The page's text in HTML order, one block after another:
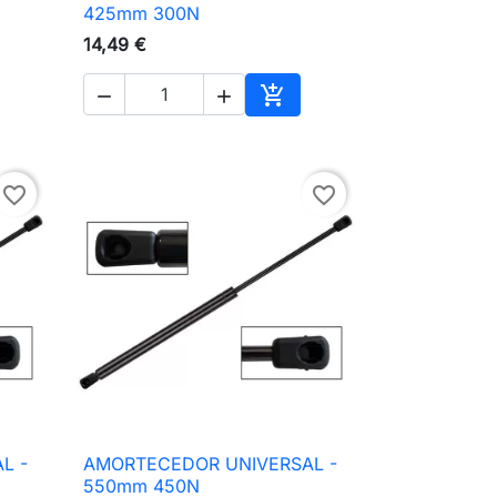
ao carrinho
425mm 300N
14,49 €
  
Adicionar ao carrinho
favorite_border
-
favorite_border
 Vista rápida
AMORTECEDOR UNIVERSAL -
550mm 450N